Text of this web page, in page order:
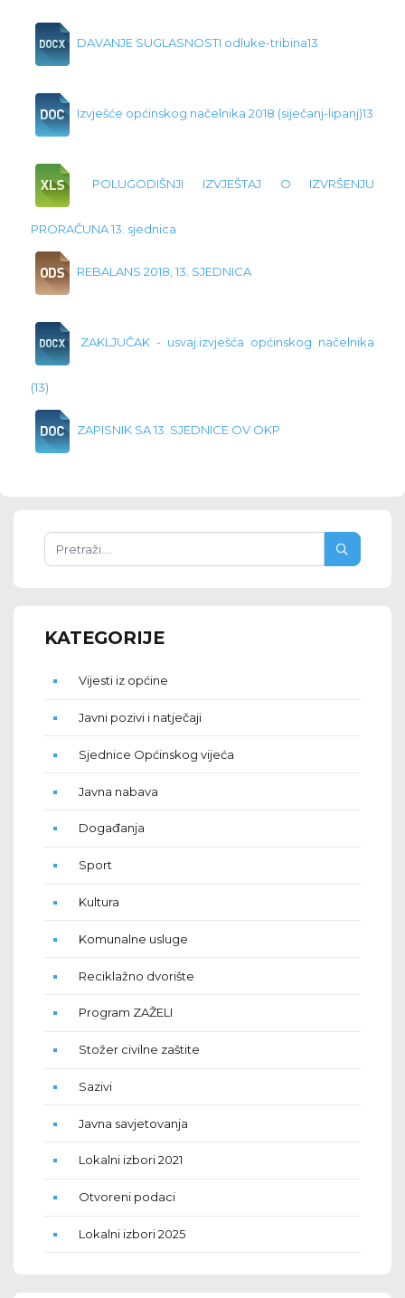
DAVANJE SUGLASNOSTI odluke-tribina13
Izvješće općinskog načelnika 2018 (siječanj-lipanj)13
POLUGODIŠNJI IZVJEŠTAJ O IZVRŠENJU
PRORAČUNA 13. sjednica
REBALANS 2018, 13. SJEDNICA
ZAKLJUČAK - usvaj.izvješća općinskog načelnika
(13)
ZAPISNIK SA 13. SJEDNICE OV OKP
KATEGORIJE
Vijesti iz općine
Javni pozivi i natječaji
Sjednice Općinskog vijeća
Javna nabava
Događanja
Sport
Kultura
Komunalne usluge
Reciklažno dvorište
Program ZAŽELI
Stožer civilne zaštite
Sazivi
Javna savjetovanja
Lokalni izbori 2021
Otvoreni podaci
Lokalni izbori 2025